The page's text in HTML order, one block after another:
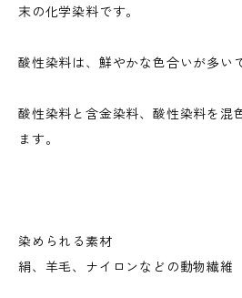
末の化学染料です。
酸性染料は、鮮やかな色合いが多い
酸性染料と含金染料、酸性染料を混
ます。
染められる素材
絹、羊毛、ナイロンなどの動物繊維